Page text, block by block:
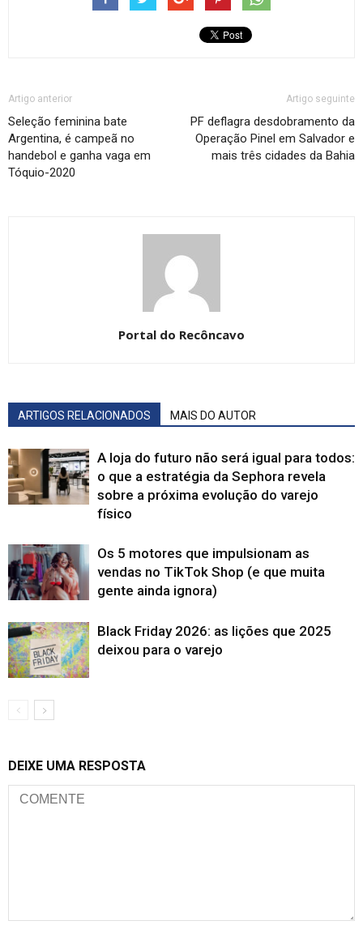
Artigo anterior
Seleção feminina bate
Argentina, é campeã no
handebol e ganha vaga em
Tóquio-2020
Artigo seguinte
PF deflagra desdobramento da
Operação Pinel em Salvador e
mais três cidades da Bahia
Portal do Recôncavo
ARTIGOS RELACIONADOS MAIS DO AUTOR
A loja do futuro não será igual para todos:
o que a estratégia da Sephora revela
sobre a próxima evolução do varejo
físico
Os 5 motores que impulsionam as
vendas no TikTok Shop (e que muita
gente ainda ignora)
Black Friday 2026: as lições que 2025
deixou para o varejo
DEIXE UMA RESPOSTA